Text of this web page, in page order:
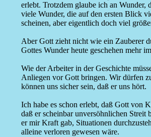
erlebt. Trotzdem glaube ich an Wunder,
viele Wunder, die auf den ersten Blick
scheinen, aber eigentlich doch viel
Aber Gott zieht nicht wie ein Zauberer
Gottes Wunder heute geschehen mehr
Wie der Arbeiter in der Geschichte
Anliegen vor Gott bringen. Wir dürfen
können uns sicher sein, daß er uns hört.
Ich habe es schon erlebt, daß Gott von
daß er scheinbar unversöhnlichen Streit
er mir Kraft gab, Situationen
alleine verloren gewesen wäre.